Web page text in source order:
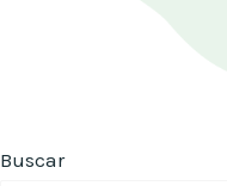
Buscar